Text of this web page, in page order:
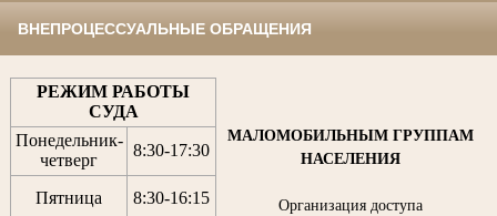
ВНЕПРОЦЕССУАЛЬНЫЕ ОБРАЩЕНИЯ
РЕЖИМ РАБОТЫ
СУДА
Понедельник-
четверг
8:30-17:30
Пятница 8:30-16:15
МАЛОМОБИЛЬНЫМ ГРУППАМ
НАСЕЛЕНИЯ
Организация доступа